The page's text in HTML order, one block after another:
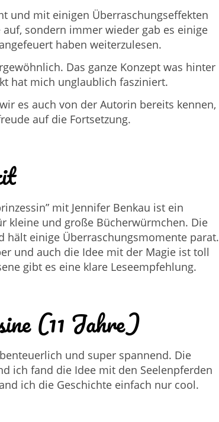
und mit einigen Überraschungseffekten
sondern immer wieder gab es einige
haben weiterzulesen.
Das ganze Konzept was hinter
hat mich unglaublich fasziniert.
es auch von der Autorin bereits kennen,
auf die Fortsetzung.
mit Jennifer Benkau ist ein
kleine und große Bücherwürmchen. Die
hält einige Überraschungsmomente parat.
und auch die Idee mit der Magie ist toll
gibt es eine klare Leseempfehlung.
(11 Jahre)
und super spannend. Die
ich fand die Idee mit den Seelenpferden
ich die Geschichte einfach nur cool.